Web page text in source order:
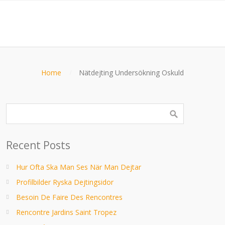
Home Nätdejting Undersökning Oskuld
Recent Posts
Hur Ofta Ska Man Ses När Man Dejtar
Profilbilder Ryska Dejtingsidor
Besoin De Faire Des Rencontres
Rencontre Jardins Saint Tropez